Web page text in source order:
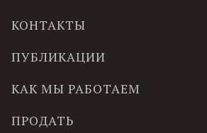
КОНТАКТЫ
ПУБЛИКАЦИИ
КАК МЫ РАБОТАЕМ
ПРОДАТЬ